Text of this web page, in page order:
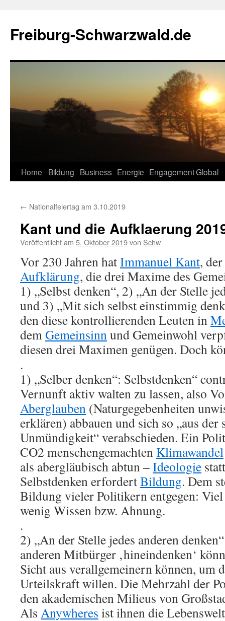
springen
Freiburg-Schwarzwald.de
Home Bildung Business Energie EngagementGlobal
← Nationalfeiertag am 3.10.2019
Kant und die Aufklaerung
Veröffentlicht am 5. Oktober 2019von Schw
Vor 230 Jahren hatImmanuel Kant,
Aufklärung, die drei Maxime des
1) „Selbst denken“, 2) „An der Stelle
und 3) „Mit sich selbst einstimmig
den diese kontrollierenden Leuten in
demGemeinsinnund Gemeinwohl
diesen drei Maximen genügen. Doch
.
1) „Selber denken“: Selbstdenken“
Vernunft aktiv walten zu lassen, also
Aberglauben (Naturgegebenheiten
erklären) abbauen und sich so „aus der
Unmündigkeit“ verabschieden. Ein
CO2 menschengemachten Klimawandel
als abergläubisch abtun –Ideologie
Selbstdenken erfordertBildung. Dem
Bildung vieler Politikern entgegen:
wenig Wissen bzw. Ahnung.
.
2) „An der Stelle jedes anderen
anderen Mitbürger ‚hineindenken‘
Sicht aus verallgemeinern können, um
Urteilskraft willen. Die Mehrzahl der
den akademischen Milieus von
Als Anywheres ist ihnen die